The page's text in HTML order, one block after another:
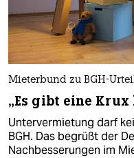
Mieterbund zu BGH-
„Es gibt eine
Untervermietung darf
BGH. Das begrüßt der
Nachbesserungen im